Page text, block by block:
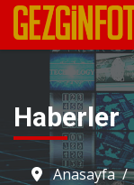
Haberler
Anasayfa